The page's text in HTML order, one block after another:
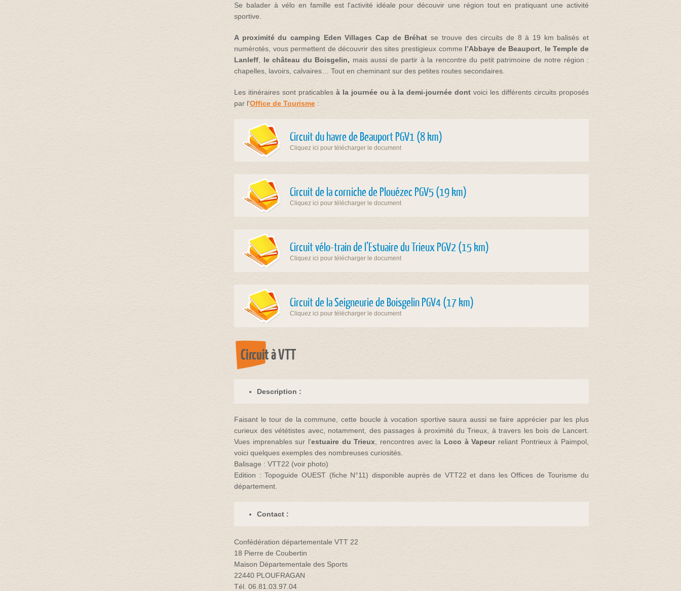
Se balader à vélo en famille est l'activité idéale pour découvir une région tout en pratiquant une activité
sportive.
A proximité du camping Eden Villages Cap de Bréhat se trouve des circuits de 8 à 19 km balisés et
numérotés, vous permettent de découvrir des sites prestigieux comme l’Abbaye de Beauport le Temple de
Lanleff
le château du Boisgelin, mais aussi de partir à la rencontre du petit patrimoine de notre région :
chapelles, lavoirs, calvaires… Tout en cheminant sur des petites routes secondaires.
Les itinéraires sont praticables à la journée ou à la demi-journée dontvoici les différents circuits proposés
par l'Office de Tourisme :
Circuit du havre de Beauport PGV1 (8 km)
Cliquez ici pour télécharger le document
Circuit de la corniche de Plouézec PGV5 (19 km)
Cliquez ici pour télécharger le document
Circuit vélo-train de l’Estuaire du Trieux PGV2 (15 km)
Cliquez ici pour télécharger le document
Circuit de la Seigneurie de Boisgelin PGV4 (17 km)
Cliquez ici pour télécharger le document
Circuit à VTT
Description :
Faisant le tour de la commune, cette boucle à vocation sportive saura aussi se faire apprécier par les plus
curieux des vététistes avec, notamment, des passages à proximité du Trieux, à travers les bois de Lancert.
Vues imprenables sur l'estuaire du Trieux , rencontres avec la Loco à Vapeurreliant Pontrieux à Paimpol,
voici quelques exemples des nombreuses curiosités.
Balisage : VTT22 (voir photo)
Edition : Topoguide OUEST (fiche N°11) disponible auprès de VTT22 et dans les Offices de Tourisme du
département.
Contact :
Confédération départementale VTT 22
18 Pierre de Coubertin
Maison Départementale des Sports
22440 PLOUFRAGAN
Tél. 06.81.03.97.04